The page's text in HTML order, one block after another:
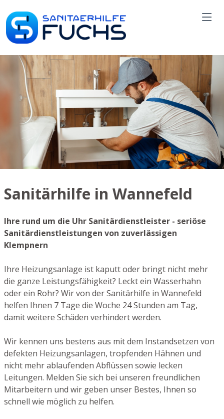
Sanitärhilfe in Wannefeld
Ihre rund um die Uhr Sanitärdienstleister - seriöse
Sanitärdienstleistungen von zuverlässigen
Klempnern
Ihre Heizungsanlage ist kaputt oder bringt nicht mehr
die ganze Leistungsfähigkeit? Leckt ein Wasserhahn
oder ein Rohr? Wir von der Sanitärhilfe in Wannefeld
helfen Ihnen 7 Tage die Woche 24 Stunden am Tag,
damit weitere Schäden verhindert werden.
Wir kennen uns bestens aus mit dem Instandsetzen von
defekten Heizungsanlagen, tropfenden Hähnen und
nicht mehr ablaufenden Abflüssen sowie lecken
Leitungen. Melden Sie sich bei unseren freundlichen
Mitarbeitern und wir geben unser Bestes, Ihnen so
schnell wie möglich zu helfen.